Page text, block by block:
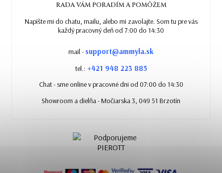
RADA VÁM PORADÍM A POMÔŽEM
Napíšte mi do chatu, mailu, alebo mi zavolajte. Som tu pre vás
každý pracovný deň od 7:00 do 14:30
mail - support@ammyla.sk
tel.: +421 948 223 885
Chat - sme online v pracovné dni od 07:00 do 14:30
Showroom a dielňa - Močiarska 3, 049 51 Brzotín